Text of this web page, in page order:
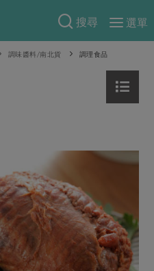
搜尋
選單
乳製品
米麵雜糧
一籃菜真心話
合作聯合國
生活提案
調味醬料/南北貨 調理食品